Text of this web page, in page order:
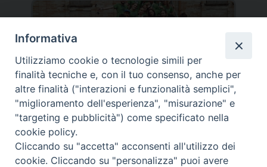
Torna il Campo Missionario Diocesano
_____________________________________________________
_____________________________
Informativa
Utilizziamo cookie o tecnologie simili per
finalità tecniche e, con il tuo consenso, anche per
altre finalità ("interazioni e funzionalità semplici",
"miglioramento dell'esperienza", "misurazione" e
"targeting e pubblicità") come specificato nella
cookie policy.
Cliccando su "accetta" acconsenti all'utilizzo dei
cookie. Cliccando su "personalizza" puoi avere